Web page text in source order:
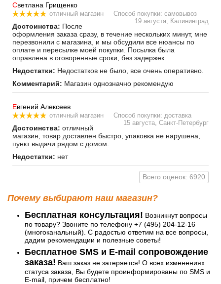
Светлана Грищенко
отличный магазин
Способ покупки: самовывоз
19 августа, Калининград
Достоинства: После
оформления заказа сразу, в течение нескольких минут, мне
перезвонили с магазина, и мы обсудили все нюансы по
оплате и пересылке моей покупки. Посылка была
оправлена в оговоренные сроки, без задержек.
Недостатки: Недостатков не было, все очень оперативно.
Комментарий: Магазин однозначно рекомендую
Евгений Алексеев
отличный магазин
Способ покупки: доставка
15 августа, Санкт-Петербург
Достоинства: отличный
магазин, товар доставлен быстро, упаковка не нарушена,
пункт выдачи рядом с домом.
Недостатки: нет
Всего оценок: 6920
Почему выбирают наш магазин?
Бесплатная консультация! Возникнут вопросы
по товару? Звоните по телефону +7 (495) 204-12-16
(многоканальный). С радостью ответим на все вопросы,
дадим рекомендации и полезные советы!
Бесплатное SMS и E-mail сопровождение
заказа! Ваш заказ не затеряется! О всех изменениях
статуса заказа, Вы будете проинформированы по SMS и
E-mail, причем бесплатно!